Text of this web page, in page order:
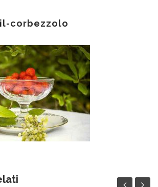
corbezzolo